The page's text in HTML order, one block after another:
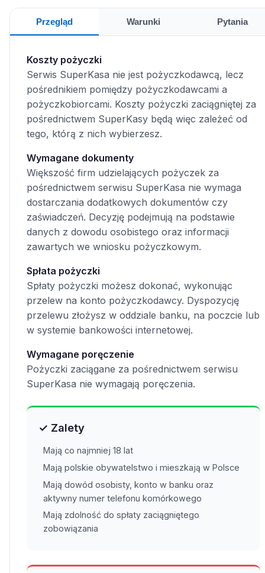
Przegląd Warunki Pytania
Koszty pożyczki
Serwis SuperKasa nie jest pożyczkodawcą, lecz
pośrednikiem pomiędzy pożyczkodawcami a
pożyczkobiorcami. Koszty pożyczki zaciągniętej za
pośrednictwem SuperKasy będą więc zależeć od
tego, którą z nich wybierzesz.
Wymagane dokumenty
Większość firm udzielających pożyczek za
pośrednictwem serwisu SuperKasa nie wymaga
dostarczania dodatkowych dokumentów czy
zaświadczeń. Decyzję podejmują na podstawie
danych z dowodu osobistego oraz informacji
zawartych we wniosku pożyczkowym.
Spłata pożyczki
Spłaty pożyczki możesz dokonać, wykonując
przelew na konto pożyczkodawcy. Dyspozycję
przelewu złożysz w oddziale banku, na poczcie lub
w systemie bankowości internetowej.
Wymagane poręczenie
Pożyczki zaciągane za pośrednictwem serwisu
SuperKasa nie wymagają poręczenia.
✓ Zalety
Mają co najmniej 18 lat
Mają polskie obywatelstwo i mieszkają w Polsce
Mają dowód osobisty, konto w banku oraz
aktywny numer telefonu komórkowego
Mają zdolność do spłaty zaciągniętego
zobowiązania